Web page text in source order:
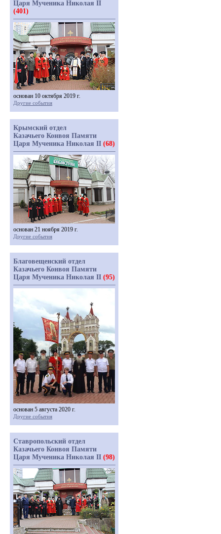
Царя Мученика Николая II
(401)
основан 10 октября 2019 г.
Другие события
Крымский отдел
Казачьего Конвоя Памяти
Царя Мученика Николая II (68)
основан 21 ноября 2019 г.
Другие события
Благовещенский отдел
Казачьего Конвоя Памяти
Царя Мученика Николая II (95)
основан 5 августа 2020 г.
Другие события
Ставропольский отдел
Казачьего Конвоя Памяти
Царя Мученика Николая II (98)